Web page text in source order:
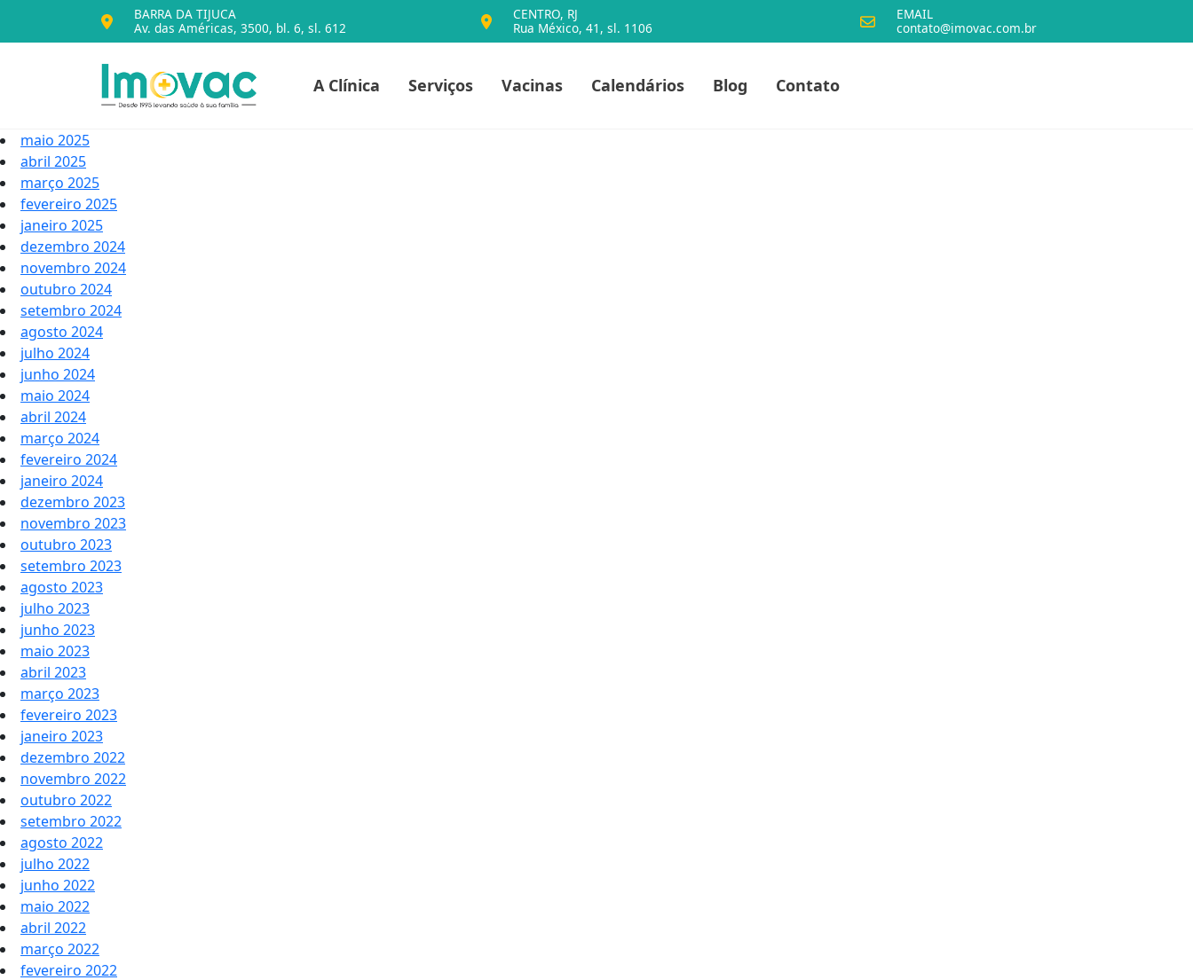
BARRA DA TIJUCA
Av. das Américas, 3500, bl. 6, sl. 612
CENTRO, RJ
Rua México, 41, sl. 1106
EMAIL
contato@imovac.com.br
Voltar para o início
A Clínica Serviços Vacinas Calendários Blog Contato
maio 2025
abril 2025
março 2025
fevereiro 2025
janeiro 2025
dezembro 2024
novembro 2024
outubro 2024
setembro 2024
agosto 2024
julho 2024
junho 2024
maio 2024
abril 2024
março 2024
fevereiro 2024
janeiro 2024
dezembro 2023
novembro 2023
outubro 2023
setembro 2023
agosto 2023
julho 2023
junho 2023
maio 2023
abril 2023
março 2023
fevereiro 2023
janeiro 2023
dezembro 2022
novembro 2022
outubro 2022
setembro 2022
agosto 2022
julho 2022
junho 2022
maio 2022
abril 2022
março 2022
fevereiro 2022